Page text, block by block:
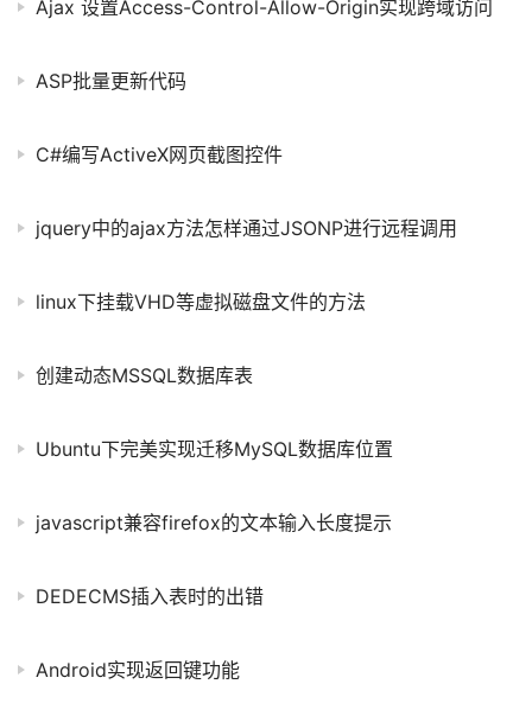
Ajax 设置Access-Control-Allow-Origin实现跨域访问
ASP批量更新代码
C#编写ActiveX网页截图控件
jquery中的ajax方法怎样通过JSONP进行远程调用
linux下挂载VHD等虚拟磁盘文件的方法
创建动态MSSQL数据库表
Ubuntu下完美实现迁移MySQL数据库位置
javascript兼容firefox的文本输入长度提示
DEDECMS插入表时的出错
Android实现返回键功能